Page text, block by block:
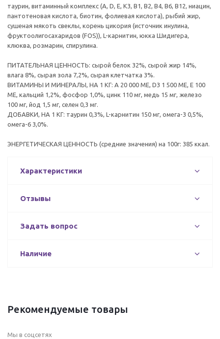
таурин, витаминный комплекс (А, D, E, К3, В1, В2, В4, В6, В12, ниацин,
пантотеновая кислота, биотин, фолиевая кислота), рыбий жир,
сушеная мякоть свеклы, корень цикория (источник инулина,
фруктоолигосахаридов (FOS)), L-карнитин, юкка Шидигера,
клюква, розмарин, спирулина.
ПИТАТЕЛЬНАЯ ЦЕННОСТЬ: сырой белок 32%, сырой жир 14%,
влага 8%, сырая зола 7,2%, сырая клетчатка 3%.
ВИТАМИНЫ И МИНЕРАЛЫ, НА 1 КГ: A 20 000 ME, D3 1 500 ME, E 100
МЕ, кальций 1,2%, фосфор 1,0%, цинк 110 мг, медь 15 мг, железо
100 мг, йод 1,5 мг, селен 0,3 мг.
ДОБАВКИ, НА 1 КГ: таурин 0,3%, L-карнитин 150 мг, омега-3 0,5%,
омега-6 3,0%.
ЭНЕРГЕТИЧЕСКАЯ ЦЕННОСТЬ (средние значения) на 100г: 385 ккал.
Характеристики
Отзывы
Задать вопрос
Наличие
Рекомендуемые товары
Мы в соцсетях